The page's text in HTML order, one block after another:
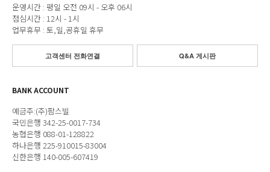
운영시간 : 평일 오전 09시 - 오후 06시
점심시간 : 12시 - 1시
업무휴무 : 토,일,공휴일 휴무
고객센터 전화연결 Q&A 게시판
BANK ACCOUNT
예금주:(주)팜스빌
국민은행 342-25-0017-734
농협은행 088-01-128822
하나은행 225-910015-83004
신한은행 140-005-607419